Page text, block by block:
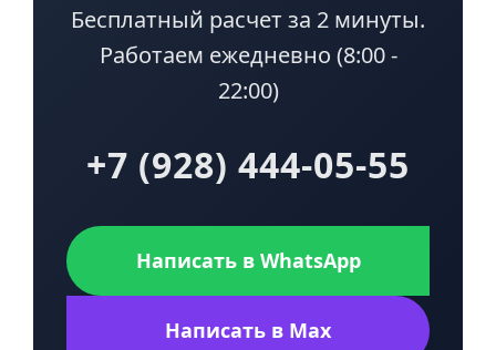
Бесплатный расчет за 2 минуты.
Работаем ежедневно (8:00 -
22:00)
+7 (928) 444-05-55
Написать в WhatsApp
Написать в Max